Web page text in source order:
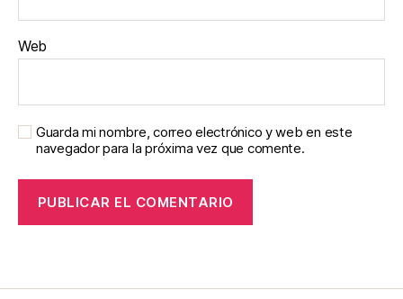
Web
Guarda mi nombre, correo electrónico y web en este
navegador para la próxima vez que comente.